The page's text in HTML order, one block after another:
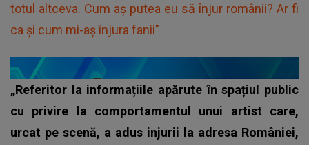
totul altceva. Cum aș putea eu să înjur românii? Ar fi
ca și cum mi-aș înjura fanii"
„Referitor la informațiile apărute în spațiul public
cu privire la comportamentul unui artist care,
urcat pe scenă, a adus injurii la adresa României,